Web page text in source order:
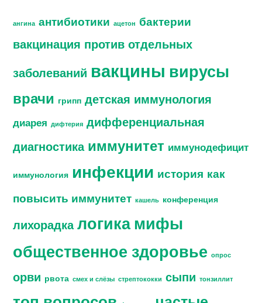
ангина антибиотики ацетон бактерии
вакцинация против отдельных
заболеваний вакцины вирусы
врачи грипп детская иммунология
диарея дифтерия дифференциальная
диагностика иммунитет иммунодефицит
иммунология инфекции история как
повысить иммунитет кашель конференция
лихорадка логикамифы
общественное здоровье опрос
орви рвота смех и слёзы стрептококки сыпи тонзиллит